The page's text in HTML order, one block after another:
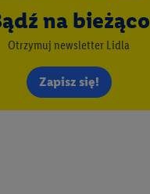
na bieżąco
Otrzymuj newsletter Lidla
Zapisz się!